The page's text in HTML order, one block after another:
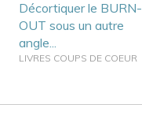
Décortiquer le BURN-
OUT sous un autre
angle...
LIVRES COUPS DE COEUR